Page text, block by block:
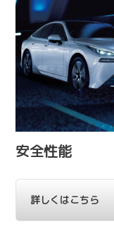
安全性能
詳しくはこちら